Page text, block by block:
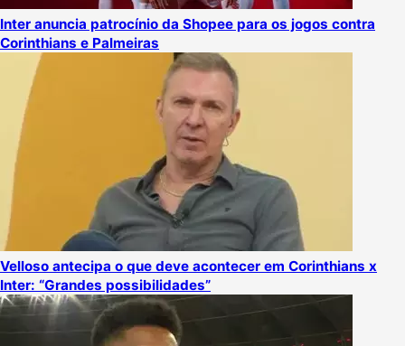
Inter anuncia patrocínio da Shopee para os jogos contra
Corinthians e Palmeiras
Velloso antecipa o que deve acontecer em Corinthians x
Inter: “Grandes possibilidades”